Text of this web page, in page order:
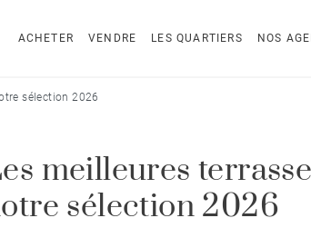
ACHETER VENDRE LES QUARTIERS NOS
sélection 2026
meilleures
sélection 2026